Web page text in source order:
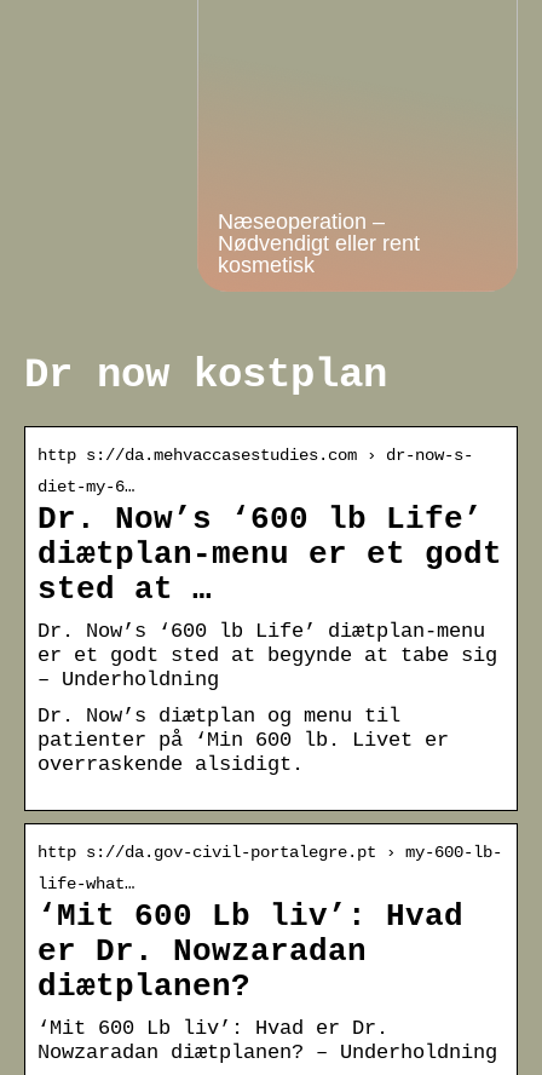
Næseoperation –
Nødvendigt eller rent
kosmetisk
Dr now kostplan
http s://da.mehvaccasestudies.com › dr-now-s-
diet-my-6…
Dr. Now’s ‘600 lb Life’
diætplan-menu er et godt
sted at …
Dr. Now’s ‘600 lb Life’ diætplan-menu
er et godt sted at begynde at tabe sig
– Underholdning
Dr. Now’s diætplan og menu til
patienter på ‘Min 600 lb. Livet er
overraskende alsidigt.
http s://da.gov-civil-portalegre.pt › my-600-lb-
life-what…
‘Mit 600 Lb liv’: Hvad
er Dr. Nowzaradan
diætplanen?
‘Mit 600 Lb liv’: Hvad er Dr.
Nowzaradan diætplanen? – Underholdning